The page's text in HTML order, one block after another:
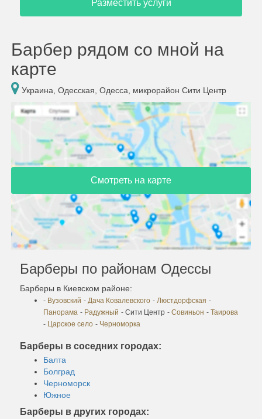
Разместить услуги
Барбер рядом со мной на
карте
Украина, Одесская, Одесса, микрорайон Сити Центр
Смотреть на карте
Барберы по районам Одессы
Барберы в Киевском районе:
- Вузовский - Дача Ковалевского - Люстдорфская -
Панорама - Радужный - Сити Центр - Совиньон - Таирова
- Царское село - Черноморка
Барберы в соседних городах:
Балта
Болград
Черноморск
Южное
Барберы в других городах: